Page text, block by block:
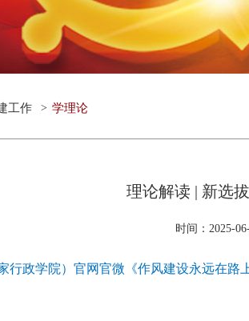
工作 > 学理论
理论解读 | 新选
时间： 2025-
行政学院）官网官微《作风建设永远在路